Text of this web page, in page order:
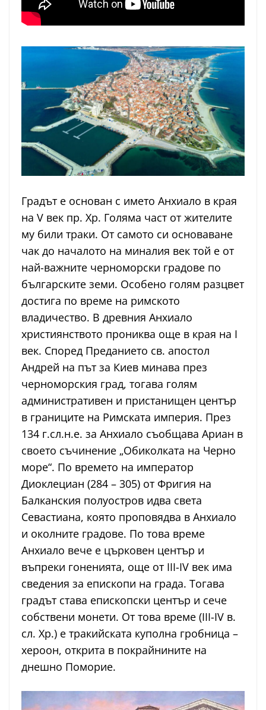
Градът е основан с името Анхиало в края
на V век пр. Хр. Голяма част от жителите
му били траки. От самото си основаване
чак до началото на миналия век той е от
най-важните черноморски градове по
българските земи. Особено голям разцвет
достига по време на римското
владичество. В древния Анхиало
християнството прониква още в края на I
век. Според Преданието св. апостол
Андрей на път за Киев минава през
черноморския град, тогава голям
административен и пристанищен център
в границите на Римската империя. През
134 г.сл.н.е. за Анхиало съобщава Ариан в
своето съчинение „Обиколката на Черно
море“. По времето на император
Диоклециан (284 – 305) от Фригия на
Балканския полуостров идва света
Севастиана, която проповядва в Анхиало
и околните градове. По това време
Анхиало вече е църковен център и
въпреки гоненията, още от III-IV век има
сведения за епископи на града. Тогава
градът става епископски център и сече
собствени монети. От това време (III-IV в.
сл. Хр.) е тракийската куполна гробница –
хероон, открита в покрайнините на
днешно Поморие.